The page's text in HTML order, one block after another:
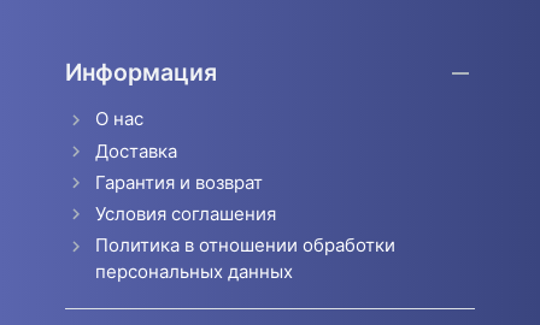
Информация
О нас
Доставка
Гарантия и возврат
Условия соглашения
Политика в отношении обработки
персональных данных